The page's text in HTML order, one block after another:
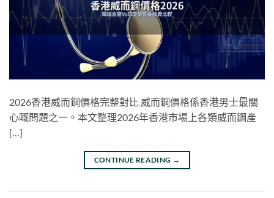
2026香港威而鋼價格完整對比 威而鋼價格係香港男士最關
心嘅問題之一。本文整理2026年香港市場上各類威而鋼產
[…]
CONTINUE READING →